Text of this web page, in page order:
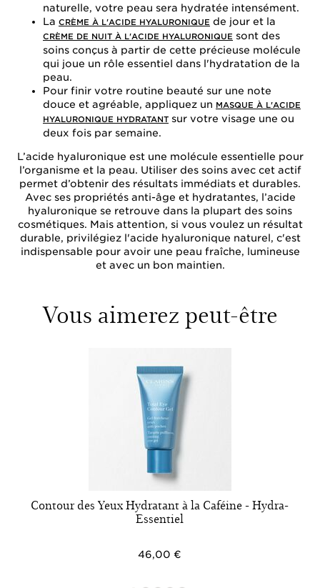
naturelle, votre peau sera hydratée intensément.
La CRÈME À L'ACIDE HYALURONIQUE de jour et la
CRÈME DE NUIT À L'ACIDE HYALURONIQUE sont des
soins conçus à partir de cette précieuse molécule
qui joue un rôle essentiel dans l'hydratation de la
peau.
Pour finir votre routine beauté sur une note
douce et agréable, appliquez un MASQUE À L'ACIDE
HYALURONIQUE HYDRATANT sur votre visage une ou
deux fois par semaine.
L’acide hyaluronique est une molécule essentielle pour
l’organisme et la peau. Utiliser des soins avec cet actif
permet d’obtenir des résultats immédiats et durables.
Avec ses propriétés anti-âge et hydratantes, l’acide
hyaluronique se retrouve dans la plupart des soins
cosmétiques. Mais attention, si vous voulez un résultat
durable, privilégiez l'acide hyaluronique naturel, c'est
indispensable pour avoir une peau fraîche, lumineuse
et avec un bon maintien.
Vous aimerez peut-être
Contour des Yeux Hydratant à la Caféine - Hydra-
Essentiel
46,00 €